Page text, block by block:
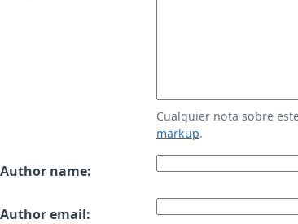
Cualquier nota sobre
markup.
Author name:
Author email: